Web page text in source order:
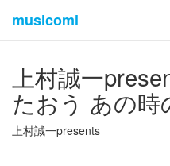
musicomi
上村誠一
たおう あの時
上村誠一presents